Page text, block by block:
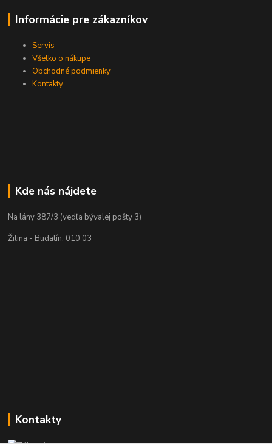
Informácie pre zákazníkov
Servis
Všetko o nákupe
Obchodné podmienky
Kontakty
Kde nás nájdete
Na lány 387/3 (vedľa bývalej pošty 3)
Žilina - Budatín, 010 03
Kontakty